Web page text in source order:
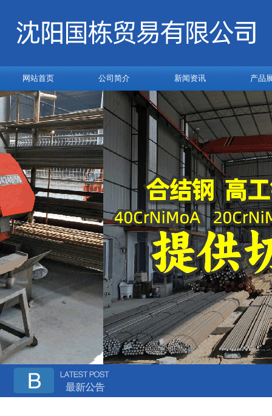
网站首页 公司简介 新闻资讯 产品